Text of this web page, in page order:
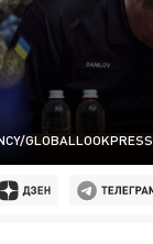
GLOBALLOOKPRESS